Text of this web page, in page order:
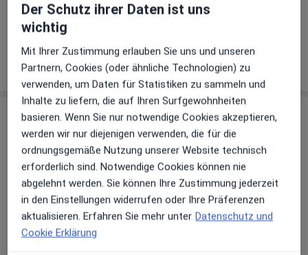
0201 24...Telefonnummer anzeigen
0201 24...
Mehr Details anzeigen
über die Adresse
Erfahrungen
Bewerten
66 Bewertungen
Der Schutz ihrer Daten ist uns
wichtig
Mit Ihrer Zustimmung erlauben Sie uns und unseren
Partnern, Cookies (oder ähnliche Technologien) zu
verwenden, um Daten für Statistiken zu sammeln und
Inhalte zu liefern, die auf Ihren Surfgewohnheiten
basieren. Wenn Sie nur notwendige Cookies akzeptieren,
werden wir nur diejenigen verwenden, die für die
ordnungsgemäße Nutzung unserer Website technisch
erforderlich sind. Notwendige Cookies können nie
abgelehnt werden. Sie können Ihre Zustimmung jederzeit
in den Einstellungen widerrufen oder Ihre Präferenzen
aktualisieren. Erfahren Sie mehr unter Datenschutz und
Cookie Erklärung